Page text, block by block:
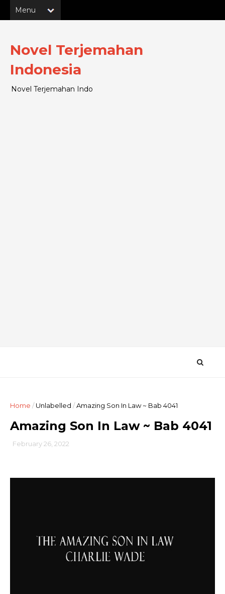
Novel Terjemahan
Indonesia
Novel Terjemahan Indo
Home /Unlabelled /Amazing Son In Law ~ Bab 4041
Amazing Son In Law ~ Bab 4041
February 26, 2022